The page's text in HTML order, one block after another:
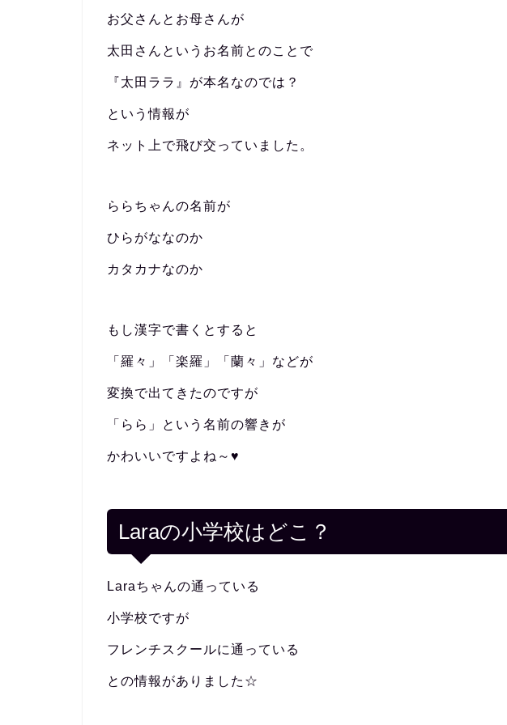
お父さんとお母さんが
太田さんというお名前とのことで
『太田ララ』が本名なのでは？
という情報が
ネット上で飛び交っていました。
ららちゃんの名前が
ひらがななのか
カタカナなのか
もし漢字で書くとすると
「羅々」「楽羅」「蘭々」などが
変換で出てきたのですが
「らら」という名前の響きが
かわいいですよね～♥
Laraの小学校はどこ？
Laraちゃんの通っている
小学校ですが
フレンチスクールに通っている
との情報がありました☆